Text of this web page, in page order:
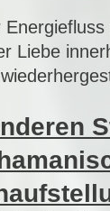
Energiefluss
Liebe